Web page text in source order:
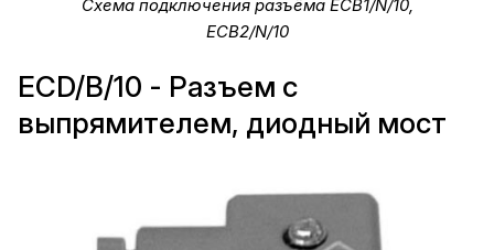
Схема подключения разъёма ECB1/N/10,
ECB2/N/10
ECD/B/10 - Разъем c
выпрямителем, диодный мост